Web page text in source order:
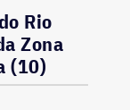
Rio
Zona
(10)